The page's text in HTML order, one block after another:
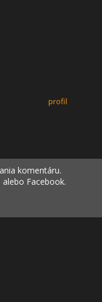
profil
komentáru.
Facebook.